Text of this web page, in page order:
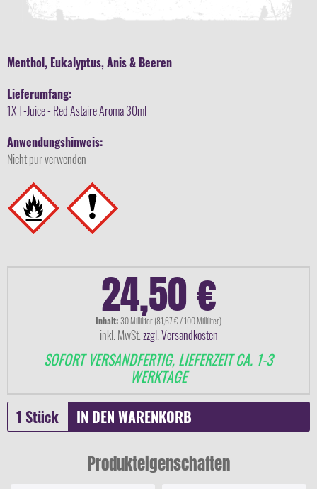
Menthol, Eukalyptus, Anis & Beeren
Lieferumfang:
1X T-Juice - Red Astaire Aroma 30ml
Anwendungshinweis:
Nicht pur verwenden
24,50 €
Inhalt:30 Milliliter (81,67 € / 100 Milliliter)
inkl. MwSt.zzgl. Versandkosten
SOFORT VERSANDFERTIG, LIEFERZEIT CA. 1-3
WERKTAGE
IN DEN WARENKORB
Produkteigenschaften